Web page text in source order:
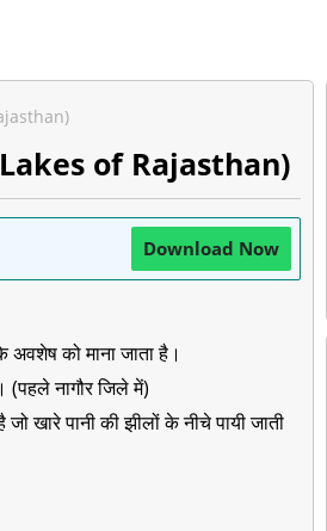
Lakes of Rajasthan)
Download Now
अवशेष को माना जाता है।
(पहले नागौर जिले में)
खारे पानी की झीलों के नीचे पायी जाती